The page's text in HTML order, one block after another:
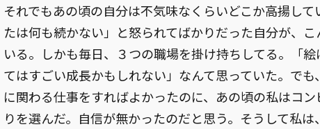
それでもあの頃の自分は不気味なくらいどこか高揚し
たは何も続かない」と怒られてばかりだった自分が、
いる。しかも毎日、３つの職場を掛け持ちしてる。「
てはすごい成長かもしれない」なんて思っていた。で
に関わる仕事をすればよかったのに、あの頃の私はコ
りを選んだ。自信が無かったのだと思う。そうして私